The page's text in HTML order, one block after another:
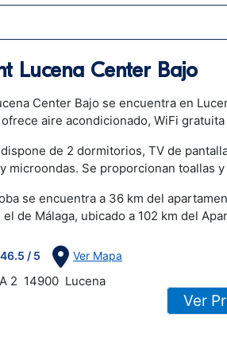
Lucena Center Bajo
Center Bajo se encuentra en
aire acondicionado, WiFi
de 2 dormitorios, TV de
microondas. Se proporcionan toallas y
se encuentra a 36 km del
de Málaga, ubicado a 102 km del
46.5 / 5 Ver Mapa
2 14900 Lucena
Ver